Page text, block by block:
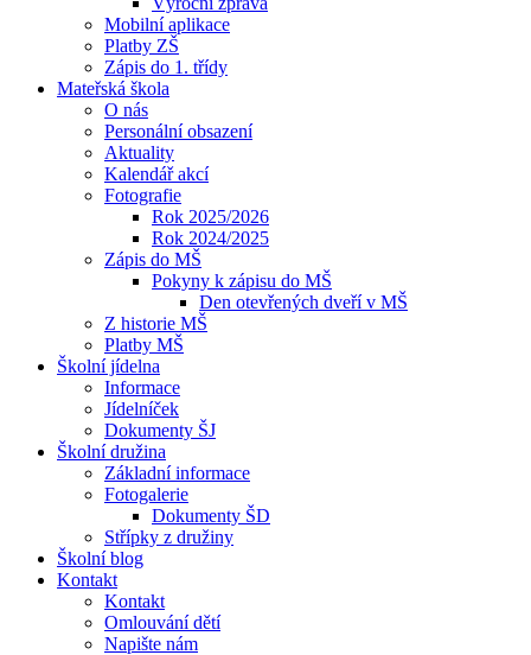
Mobilní aplikace
Platby ZŠ
Zápis do 1. třídy
Mateřská škola
O nás
Personální obsazení
Aktuality
Kalendář akcí
Fotografie
Rok 2025/2026
Rok 2024/2025
Zápis do MŠ
Pokyny k zápisu do MŠ
Den otevřených dveří v MŠ
Z historie MŠ
Platby MŠ
Školní jídelna
Informace
Jídelníček
Dokumenty ŠJ
Školní družina
Základní informace
Fotogalerie
Dokumenty ŠD
Střípky z družiny
Školní blog
Kontakt
Kontakt
Omlouvání dětí
Napište nám